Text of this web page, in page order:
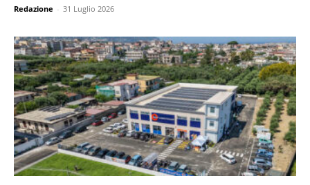
Redazione - 31 Luglio 2026